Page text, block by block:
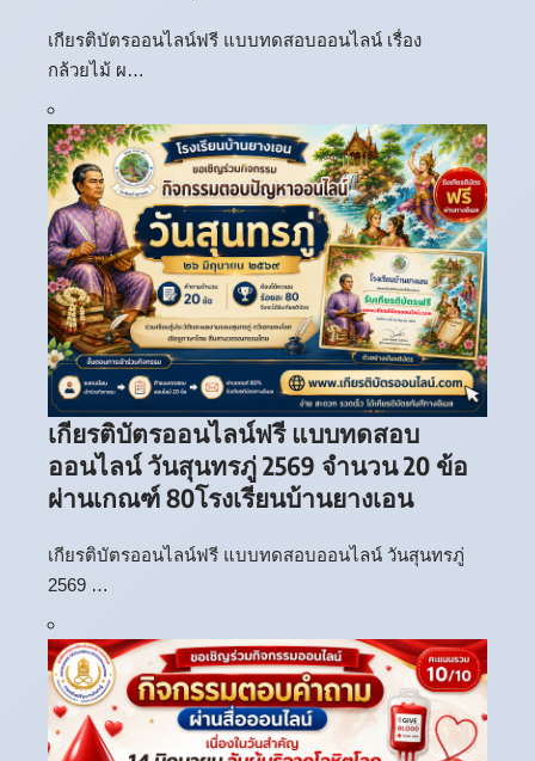
เกียรติบัตรออนไลน์ฟรี แบบทดสอบออนไลน์ เรื่อง
กล้วยไม้ ผ…
เกียรติบัตรออนไลน์ฟรี แบบทดสอบ
ออนไลน์ วันสุนทรภู่ 2569 จำนวน 20 ข้อ
ผ่านเกณฑ์ 80โรงเรียนบ้านยางเอน
เกียรติบัตรออนไลน์ฟรี แบบทดสอบออนไลน์ วันสุนทรภู่
2569 …